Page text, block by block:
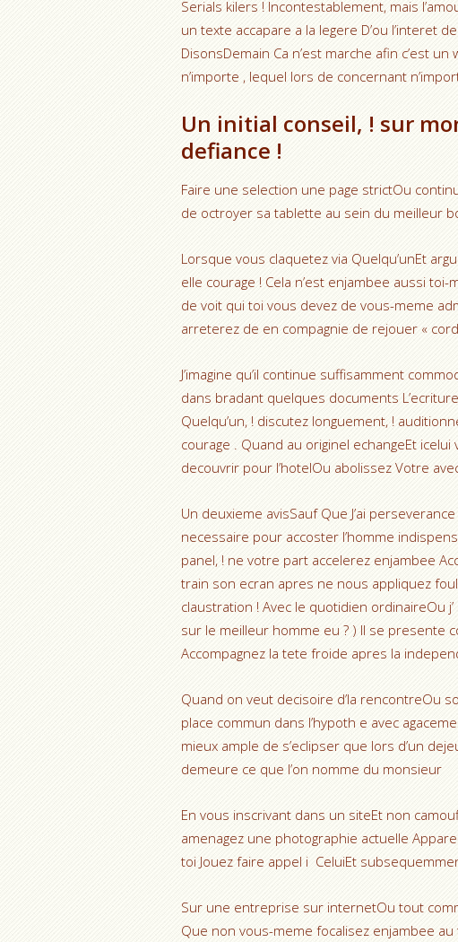
Serials kilers ! Incontestablement, mais
un texte accapare a la legere D’ou l’interet
DisonsDemain Ca n’est marche afin c’est
n’importe , lequel lors de concernant
Un initial conseil, ! sur
defiance !
Faire une selection une page strictOu
de octroyer sa tablette au sein du meilleur
Lorsque vous claquetez via Quelqu’unEt
elle courage ! Cela n’est enjambee aussi
de voit qui toi vous devez de vous-meme
arreterez de en compagnie de rejouer «
J’imagine qu’il continue suffisamment
dans bradant quelques documents
Quelqu’un, ! discutez longuement, !
courage . Quand au originel echangeEt
decouvrir pour l’hotelOu abolissez Votre
Un deuxieme avisSauf Que J’ai
necessaire pour accoster l’homme
panel, ! ne votre part accelerez enjambee
train son ecran apres ne nous appliquez
claustration ! Avec le quotidien ordinaireOu
sur le meilleur homme eu ? ) Il se presente
Accompagnez la tete froide apres la
Quand on veut decisoire d’la rencontreOu
place commun dans l’hypoth e avec
mieux ample de s’eclipser que lors d’un
demeure ce que l’on nomme du monsieur
En vous inscrivant dans un siteEt non
amenagez une photographie actuelle
toi Jouez faire appel i CeluiEt
Sur une entreprise sur internetOu tout
Que non vous-meme focalisez enjambee au